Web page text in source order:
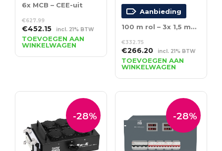
6x MCB – CEE-uit
€627.99
Oorspronkelijke
prijs
was:
€627.99.
€452.15Huidige
prijs
is:
€452.15.
incl. 21% BTW
TOEVOEGEN AAN
WINKELWAGEN
Aanbieding
100 m rol – 3x 1,5 mm²
€332.75
Oorspronkelijke
prijs
was:
€332.75.
€266.20Huidige
prijs
is:
€266.20.
incl. 21% BTW
TOEVOEGEN AAN
WINKELWAGEN
-28% -28%